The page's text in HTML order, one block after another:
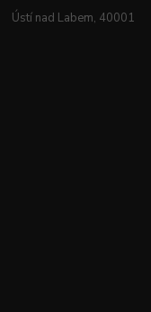
Ústí nad Labem, 40001